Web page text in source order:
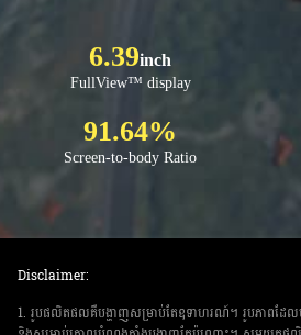
6.39inch
FullView™ display
91.64%
Screen-to-body Ratio
Disclaimer:
1. រូបផលិតផលគឺបង្ហាញសម្រាប់តែឧទាហរណ៍។ រូបភាពដែលបង្